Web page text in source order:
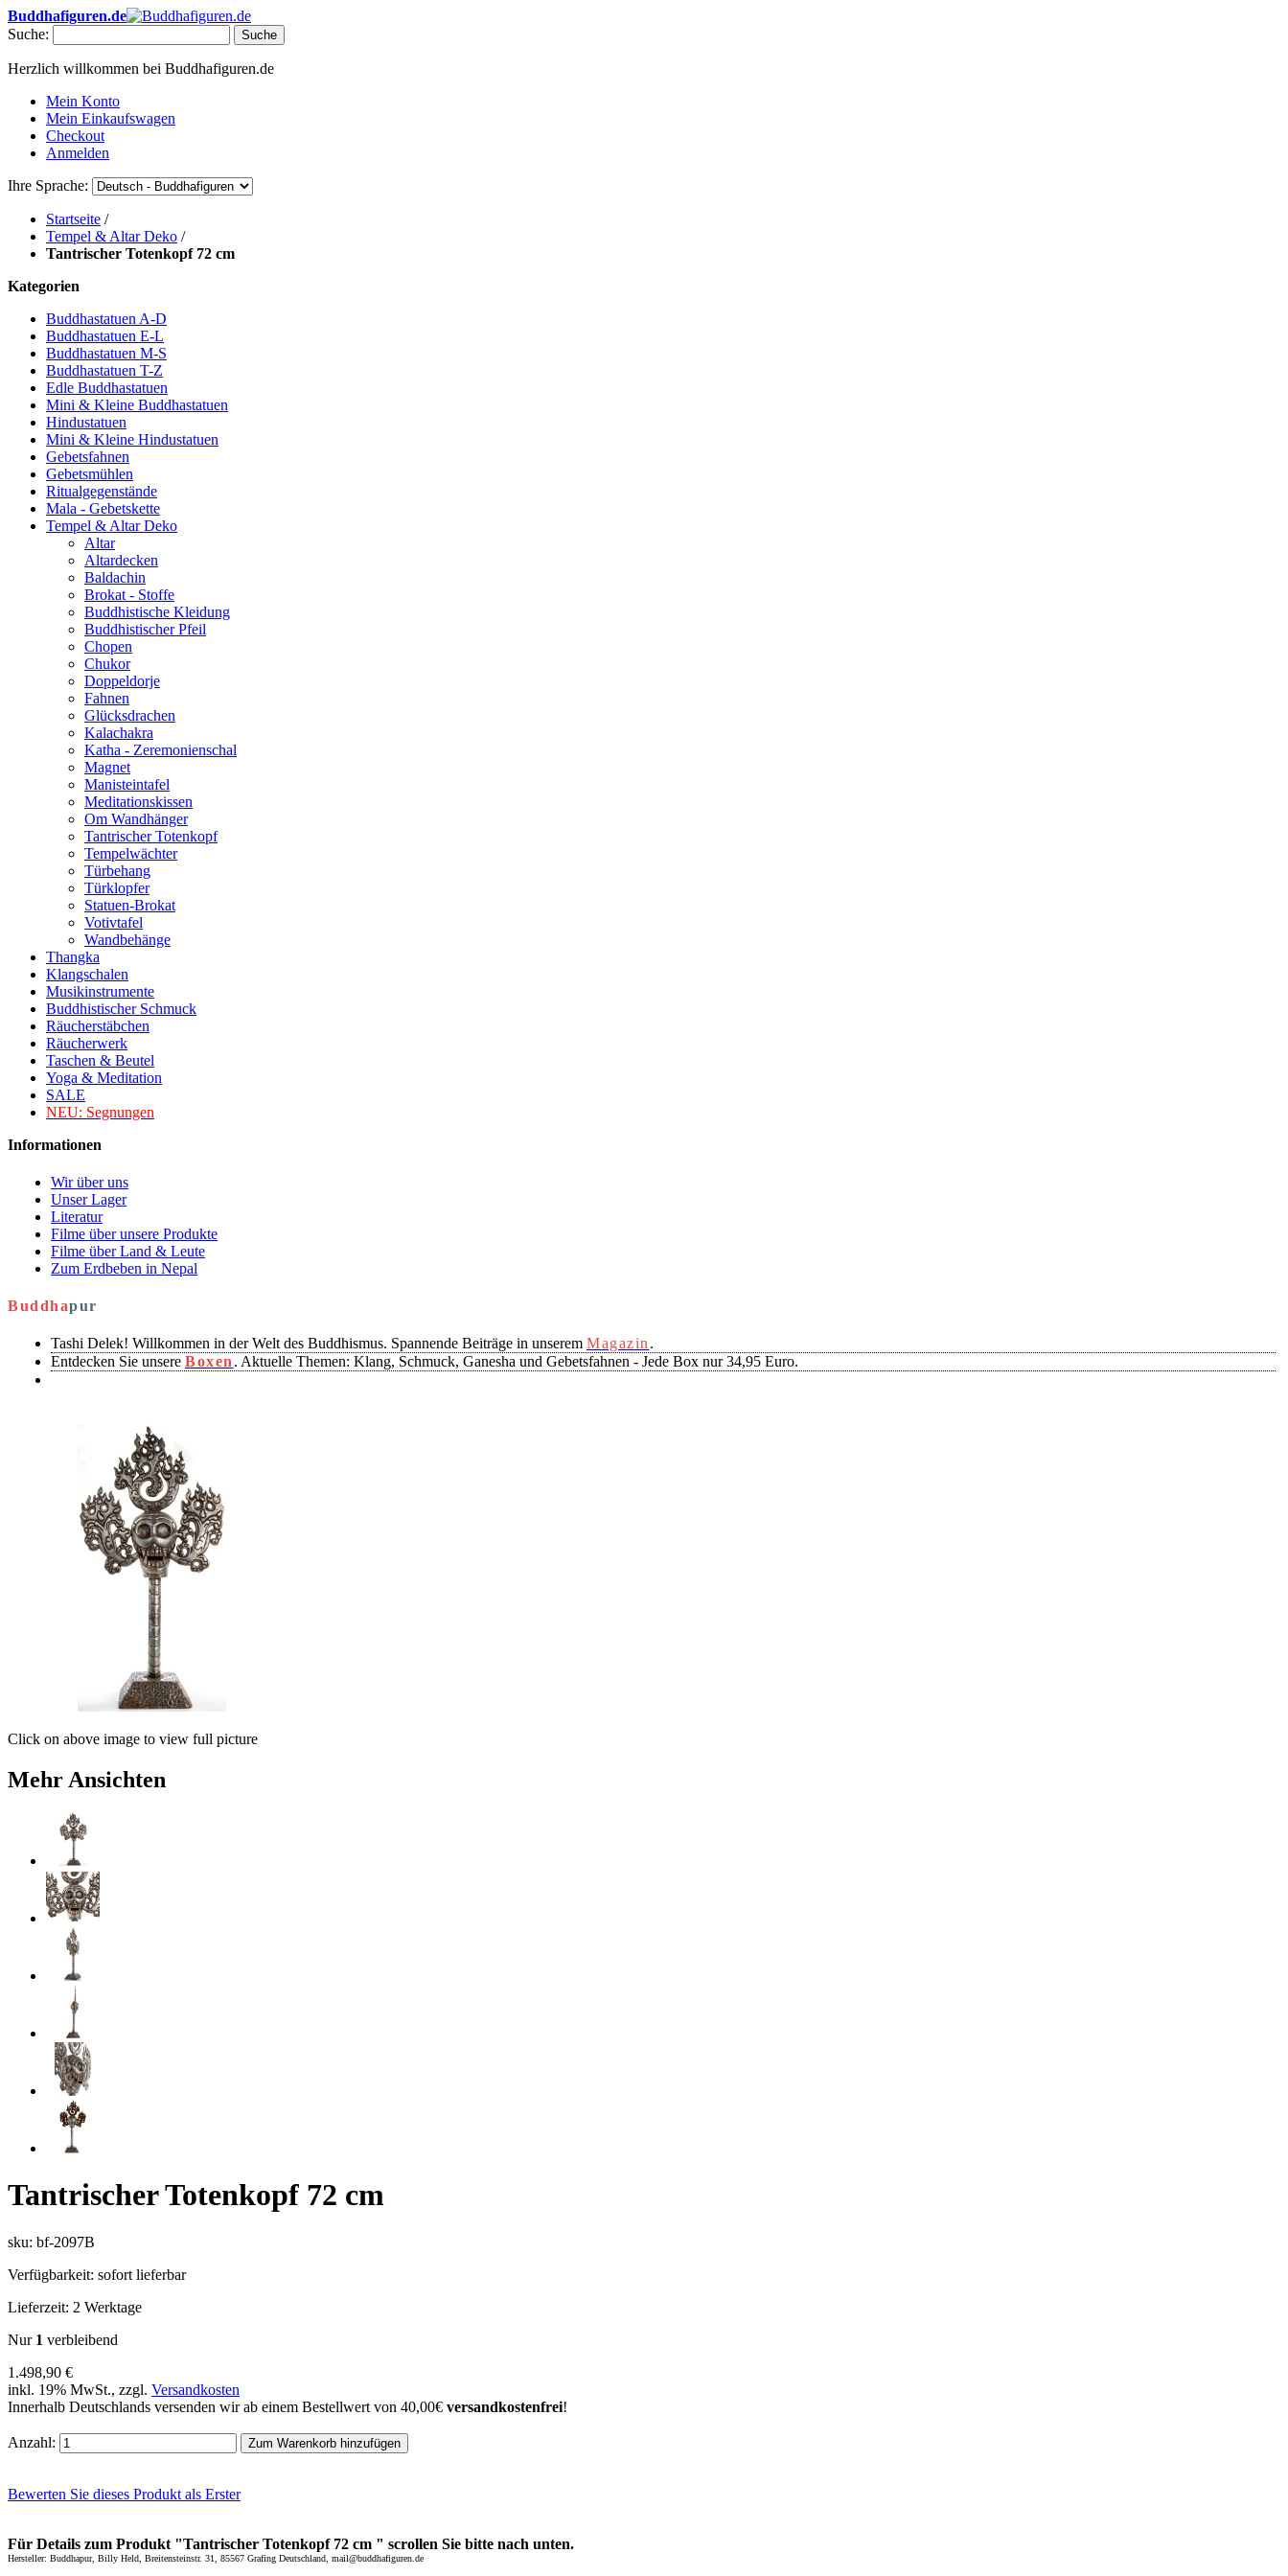
Buddhafiguren.de
Suche:
Suche
Herzlich willkommen bei Buddhafiguren.de
Mein Konto
Mein Einkaufswagen
Checkout
Anmelden
Ihre Sprache:
Startseite /
Tempel & Altar Deko /
Tantrischer Totenkopf 72 cm
Kategorien
Buddhastatuen A-D
Buddhastatuen E-L
Buddhastatuen M-S
Buddhastatuen T-Z
Edle Buddhastatuen
Mini & Kleine Buddhastatuen
Hindustatuen
Mini & Kleine Hindustatuen
Gebetsfahnen
Gebetsmühlen
Ritualgegenstände
Mala - Gebetskette
Tempel & Altar Deko
Altar
Altardecken
Baldachin
Brokat - Stoffe
Buddhistische Kleidung
Buddhistischer Pfeil
Chopen
Chukor
Doppeldorje
Fahnen
Glücksdrachen
Kalachakra
Katha - Zeremonienschal
Magnet
Manisteintafel
Meditationskissen
Om Wandhänger
Tantrischer Totenkopf
Tempelwächter
Türbehang
Türklopfer
Statuen-Brokat
Votivtafel
Wandbehänge
Thangka
Klangschalen
Musikinstrumente
Buddhistischer Schmuck
Räucherstäbchen
Räucherwerk
Taschen & Beutel
Yoga & Meditation
SALE
NEU: Segnungen
Informationen
Wir über uns
Unser Lager
Literatur
Filme über unsere Produkte
Filme über Land & Leute
Zum Erdbeben in Nepal
Buddhapur
Tashi Delek! Willkommen in der Welt des Buddhismus. Spannende Beiträge in unserem Magazin .
Entdecken Sie unsere Boxen . Aktuelle Themen: Klang, Schmuck, Ganesha und Gebetsfahnen - Jede Box nur 34,95 Euro.
Click on above image to view full picture
Mehr Ansichten
Tantrischer Totenkopf 72 cm
sku: bf-2097B
Verfügbarkeit: sofort lieferbar
Lieferzeit: 2 Werktage
Nur 1 verbleibend
1.498,90 €
inkl. 19% MwSt., zzgl. Versandkosten
Innerhalb Deutschlands versenden wir ab einem Bestellwert von 40,00€ versandkostenfrei!
Anzahl: Zum Warenkorb hinzufügen
Bewerten Sie dieses Produkt als Erster
Für Details zum Produkt "Tantrischer Totenkopf 72 cm " scrollen Sie bitte nach unten.
Hersteller: Buddhapur, Billy Held, Breitensteinstr. 31, 85567 Grafing Deutschland, mail@buddhafiguren.de